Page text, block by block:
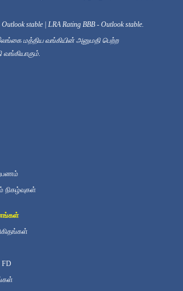
stable | LRA Rating BBB - Outlook stable.
மத்திய வங்கியின் அனுமதி பெற்ற
வங்கியாகும்.
நிகழ்வுகள்
FD